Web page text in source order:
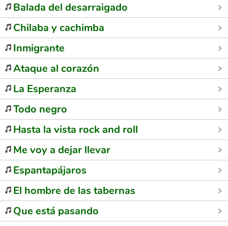
Balada del desarraigado
Chilaba y cachimba
Inmigrante
Ataque al corazón
La Esperanza
Todo negro
Hasta la vista rock and roll
Me voy a dejar llevar
Espantapájaros
El hombre de las tabernas
Que está pasando